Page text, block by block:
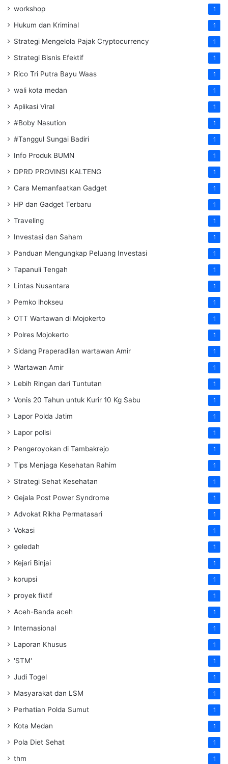
workshop 1
Hukum dan Kriminal 1
Strategi Mengelola Pajak Cryptocurrency 1
Strategi Bisnis Efektif 1
Rico Tri Putra Bayu Waas 1
wali kota medan 1
Aplikasi Viral 1
#Boby Nasution 1
#Tanggul Sungai Badiri 1
Info Produk BUMN 1
DPRD PROVINSI KALTENG 1
Cara Memanfaatkan Gadget 1
HP dan Gadget Terbaru 1
Traveling 1
Investasi dan Saham 1
Panduan Mengungkap Peluang Investasi 1
Tapanuli Tengah 1
Lintas Nusantara 1
Pemko lhokseu 1
OTT Wartawan di Mojokerto 1
Polres Mojokerto 1
Sidang Praperadilan wartawan Amir 1
Wartawan Amir 1
Lebih Ringan dari Tuntutan 1
Vonis 20 Tahun untuk Kurir 10 Kg Sabu 1
Lapor Polda Jatim 1
Lapor polisi 1
Pengeroyokan di Tambakrejo 1
Tips Menjaga Kesehatan Rahim 1
Strategi Sehat Kesehatan 1
Gejala Post Power Syndrome 1
Advokat Rikha Permatasari 1
Vokasi 1
geledah 1
Kejari Binjai 1
korupsi 1
proyek fiktif 1
Aceh-Banda aceh 1
Internasional 1
Laporan Khusus 1
'STM' 1
Judi Togel 1
Masyarakat dan LSM 1
Perhatian Polda Sumut 1
Kota Medan 1
Pola Diet Sehat 1
thm 1